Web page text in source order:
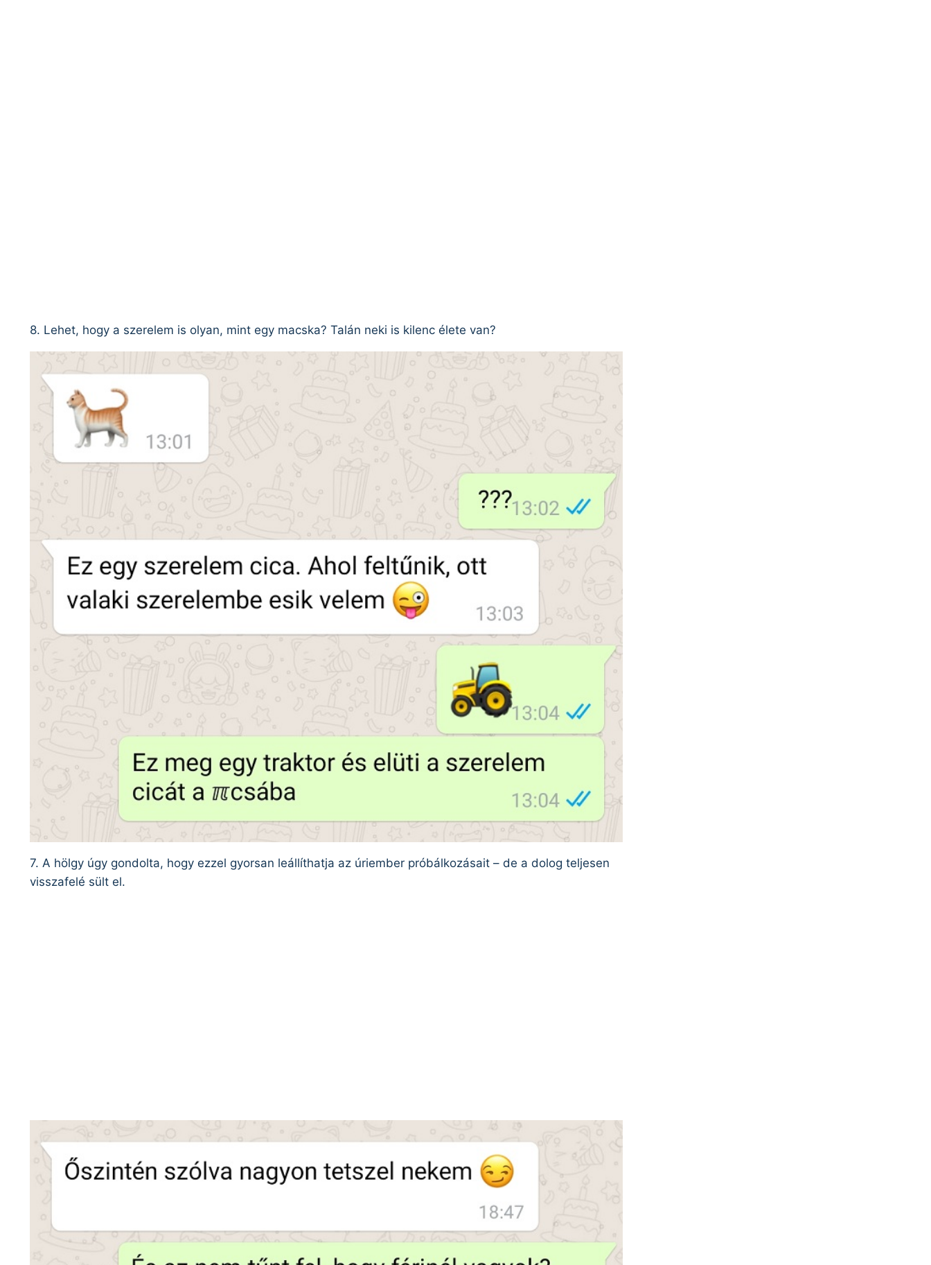
8. Lehet, hogy a szerelem is olyan, mint egy macska? Talán neki is kilenc élete van?
7. A hölgy úgy gondolta, hogy ezzel gyorsan leállíthatja az úriember próbálkozásait – de a dolog teljesen
visszafelé sült el.